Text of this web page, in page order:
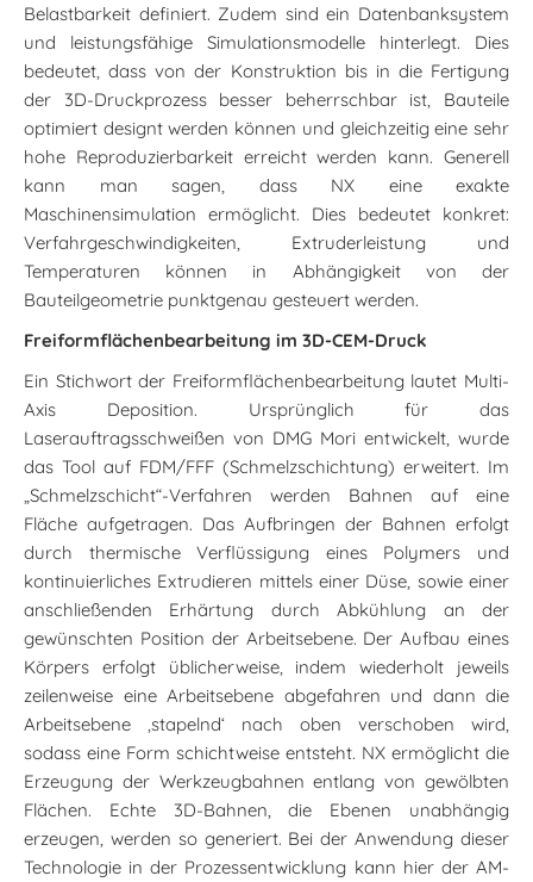
Belastbarkeit definiert. Zudem sind ein Datenbanksystem
und leistungsfähige Simulationsmodelle hinterlegt. Dies
bedeutet, dass von der Konstruktion bis in die Fertigung
der 3D-Druckprozess besser beherrschbar ist, Bauteile
optimiert designt werden können und gleichzeitig eine sehr
hohe Reproduzierbarkeit erreicht werden kann. Generell
kann man sagen, dass NX eine exakte
Maschinensimulation ermöglicht. Dies bedeutet konkret:
Verfahrgeschwindigkeiten, Extruderleistung und
Temperaturen können in Abhängigkeit von der
Bauteilgeometrie punktgenau gesteuert werden.
Freiformflächenbearbeitung im 3D-CEM-Druck
Ein Stichwort der Freiformflächenbearbeitung lautet Multi-
Axis Deposition. Ursprünglich für das
Laserauftragsschweißen von DMG Mori entwickelt, wurde
das Tool auf FDM/FFF (Schmelzschichtung) erweitert. Im
„Schmelzschicht“-Verfahren werden Bahnen auf eine
Fläche aufgetragen. Das Aufbringen der Bahnen erfolgt
durch thermische Verflüssigung eines Polymers und
kontinuierliches Extrudieren mittels einer Düse, sowie einer
anschließenden Erhärtung durch Abkühlung an der
gewünschten Position der Arbeitsebene. Der Aufbau eines
Körpers erfolgt üblicherweise, indem wiederholt jeweils
zeilenweise eine Arbeitsebene abgefahren und dann die
Arbeitsebene ‚stapelnd‘ nach oben verschoben wird,
sodass eine Form schichtweise entsteht. NX ermöglicht die
Erzeugung der Werkzeugbahnen entlang von gewölbten
Flächen. Echte 3D-Bahnen, die Ebenen unabhängig
erzeugen, werden so generiert. Bei der Anwendung dieser
Technologie in der Prozessentwicklung kann hier der AM-